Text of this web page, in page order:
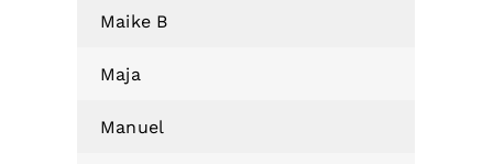
Maike B
Maja
Manuel